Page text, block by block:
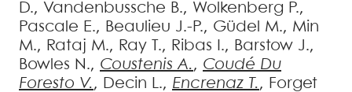
D., Vandenbussche B., Wolkenberg P.,
Pascale E., Beaulieu J.-P., Güdel M., Min
M., Rataj M., Ray T., Ribas I., Barstow J.,
Bowles N., Coustenis A., Coudé Du
Foresto V., Decin L., Encrenaz T., Forget